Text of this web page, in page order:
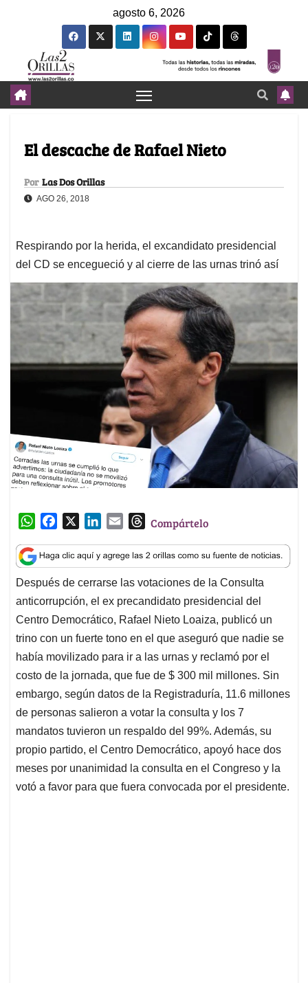
agosto 6, 2026
El descache de Rafael Nieto
Por Las Dos Orillas
AGO 26, 2018
Respirando por la herida, el excandidato presidencial
del CD se encegueció y al cierre de las urnas trinó así
W
a
t
s
A
p
p
c
e
b
o
o
k
n
k
e
d
I
n
a
i
l
T
r
e
a
d
s
Compártelo
Después de cerrarse las votaciones de la Consulta
anticorrupción, el ex precandidato presidencial del
Centro Democrático, Rafael Nieto Loaiza, publicó un
trino con un fuerte tono en el que aseguró que nadie se
había movilizado para ir a las urnas y reclamó por el
costo de la jornada, que fue de $ 300 mil millones. Sin
embargo, según datos de la Registraduría, 11.6 millones
de personas salieron a votar la consulta y los 7
mandatos tuvieron un respaldo del 99%. Además, su
propio partido, el Centro Democrático, apoyó hace dos
meses por unanimidad la consulta en el Congreso y la
votó a favor para que fuera convocada por el presidente.